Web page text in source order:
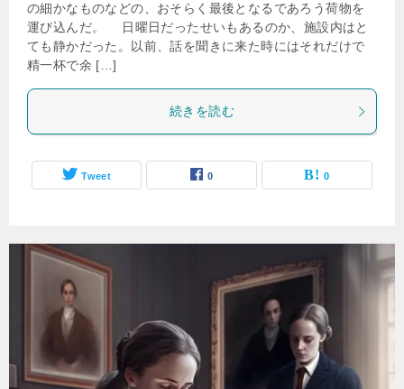
の細かなものなどの、おそらく最後となるであろう荷物を
運び込んだ。 日曜日だったせいもあるのか、施設内はと
ても静かだった。以前、話を聞きに来た時にはそれだけで
精一杯で余 […]
続きを読む
Tweet 0 0